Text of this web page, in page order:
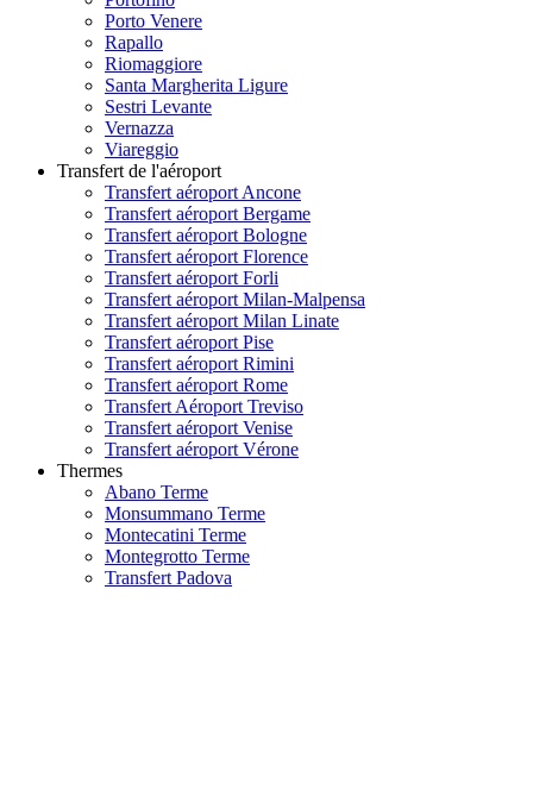
Porto Venere
Rapallo
Riomaggiore
Santa Margherita Ligure
Sestri Levante
Vernazza
Viareggio
Transfert de l'aéroport
Transfert aéroport Ancone
Transfert aéroport Bergame
Transfert aéroport Bologne
Transfert aéroport Florence
Transfert aéroport Forli
Transfert aéroport Milan-Malpensa
Transfert aéroport Milan Linate
Transfert aéroport Pise
Transfert aéroport Rimini
Transfert aéroport Rome
Transfert Aéroport Treviso
Transfert aéroport Venise
Transfert aéroport Vérone
Thermes
Abano Terme
Monsummano Terme
Montecatini Terme
Montegrotto Terme
Transfert Padova